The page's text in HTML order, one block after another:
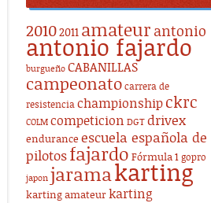
20102011 amateur antonio
antonio fajardo
burgueño CABANILLAS
campeonato carrera de
resistencia championship ckrc
COLM competicion DGT drivex
endurance escuela española de
pilotos fajardo Fórmula 1 gopro
japon jaramakarting
karting amateur karting